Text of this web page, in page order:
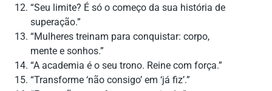
“Seu limite? É só o começo da sua história de
superação.”
“Mulheres treinam para conquistar: corpo,
mente e sonhos.”
“A academia é o seu trono. Reine com força.”
“Transforme ‘não consigo’ em ‘já fiz’.”